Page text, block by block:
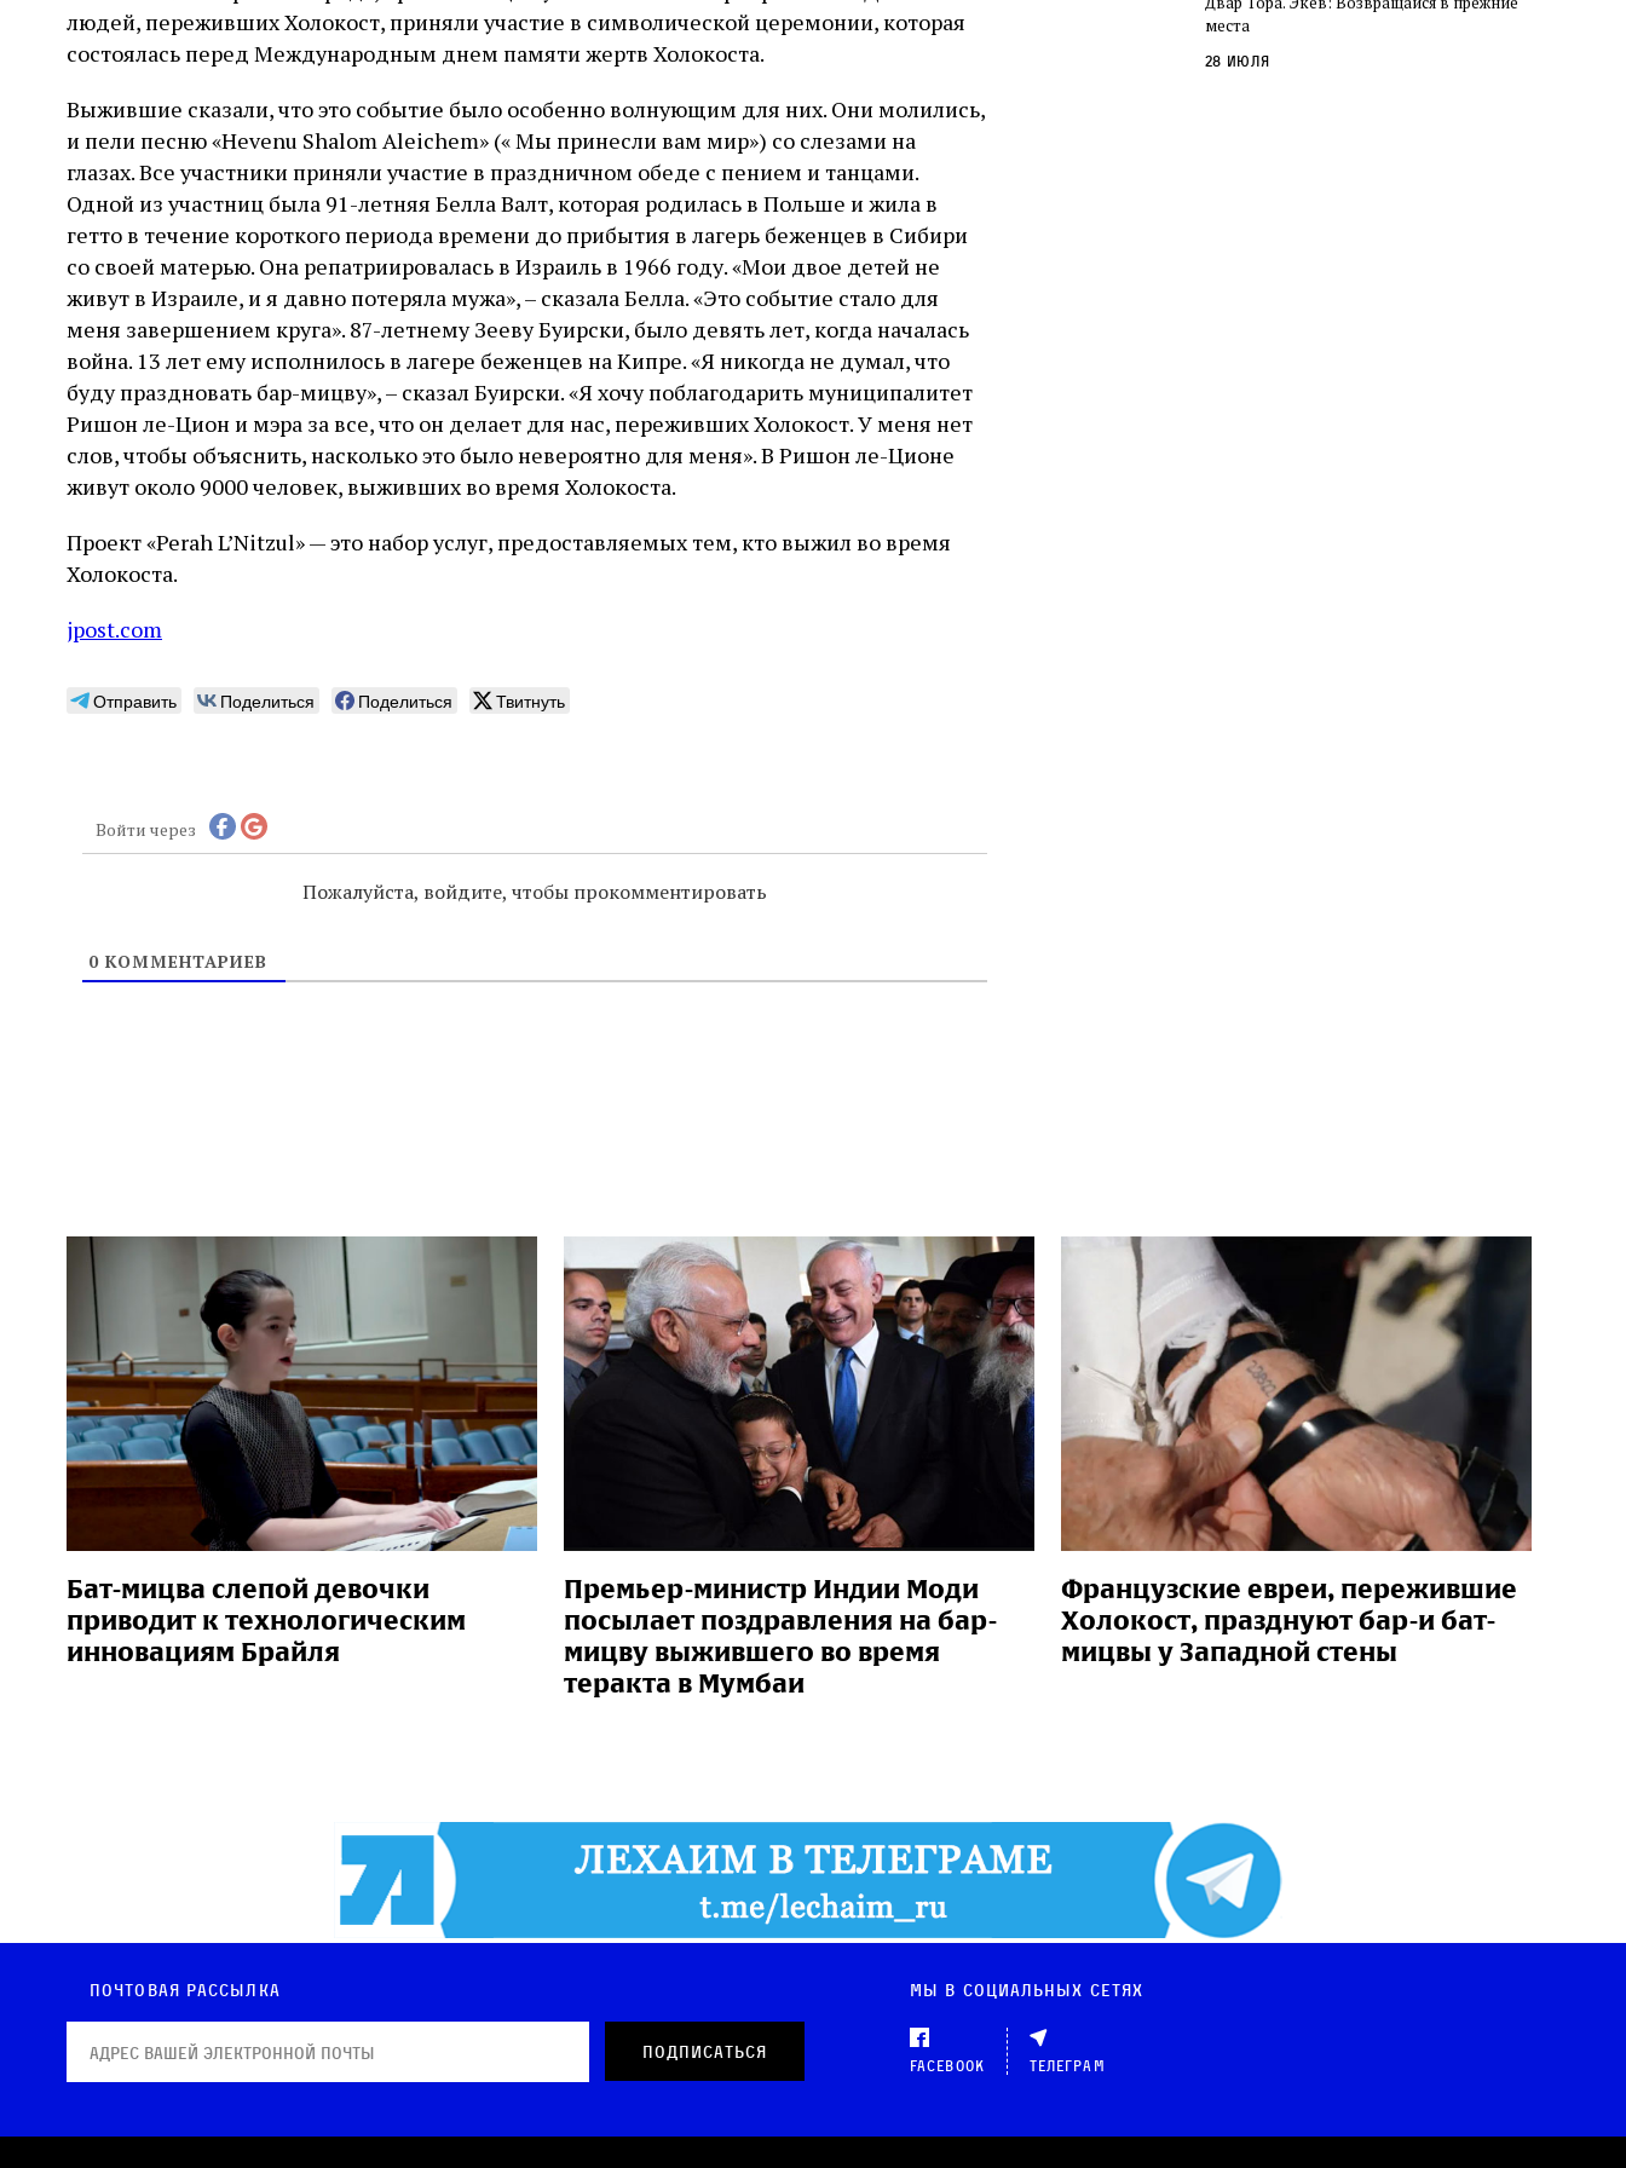
людей, переживших Холокост, приняли участие в символической церемонии, которая
состоялась перед Международным днем ​​памяти жертв Холокоста.
Выжившие сказали, что это событие было особенно волнующим для них. Они молились,
и пели песню «Hevenu Shalom Aleichem» (« Мы принесли вам мир») со слезами на
глазах. Все участники приняли участие в праздничном обеде с пением и танцами.
Одной из участниц была 91-летняя Белла Валт, которая родилась в Польше и жила в
гетто в течение короткого периода времени до прибытия в лагерь беженцев в Сибири
со своей матерью. Она репатриировалась в Израиль в 1966 году. «Мои двое детей не
живут в Израиле, и я давно потеряла мужа», – сказала Белла. «Это событие стало для
меня завершением круга». 87-летнему Зееву Буирски, было девять лет, когда началась
война. 13 лет ему исполнилось в лагере беженцев на Кипре. «Я никогда не думал, что
буду праздновать бар-мицву», – сказал Буирски. «Я хочу поблагодарить муниципалитет
Ришон ле-Цион и мэра за все, что он делает для нас, переживших Холокост. У меня нет
слов, чтобы объяснить, насколько это было невероятно для меня». В Ришон ле-Ционе
живут около 9000 человек, выживших во время Холокоста.
Проект «Perah L’Nitzul» — это набор услуг, предоставляемых тем, кто выжил во время
Холокоста.
jpost.com
Отправить Поделиться Поделиться Твитнуть
Войти через
Пожалуйста, войдите, чтобы прокомментировать
0КОММЕНТАРИЕВ
слово в переводе Библии
места
28 июля
Бат-мицва слепой девочки
приводит к технологическим
инновациям Брайля
Премьер-министр Индии Моди
посылает поздравления на бар-
мицву выжившего во время
теракта в Мумбаи
Французские евреи, пережившие
Холокост, празднуют бар-и бат-
мицвы у Западной стены
Почтовая рассылка Мы в социальных сетях
Facebook Телеграм